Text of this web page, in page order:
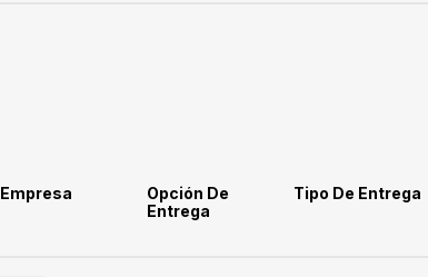
Empresa
Opción De
Entrega
Tipo De Entrega